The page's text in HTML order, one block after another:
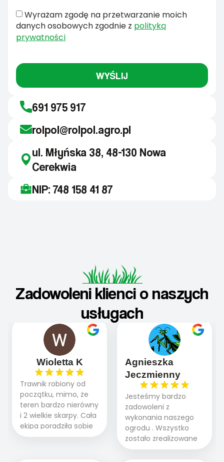
Wyrażam zgodę na przetwarzanie moich
danych osobowych zgodnie z polityką
prywatności
WYŚLIJ
691 975 917
rolpol@rolpol.agro.pl
ul. Młyńska 38, 48-130 Nowa
Cerekwia
NIP: 748 158 41 87
Zadowoleni klienci o naszych
usługach
Wioletta K
Trawnik robiony od
początku, mimo, że
teren bardzo nierówny
i 2 wielkie skarpy. Cała
ekipa poradziła sobie
WSPANIALE od
Agnieszka
Jeczmienny
Jesteśmy bardzo
zadowoleni z
wykonania naszego
ogrodu . Wszystko
zostało zrealizowane
fachowo, rzetelnie i